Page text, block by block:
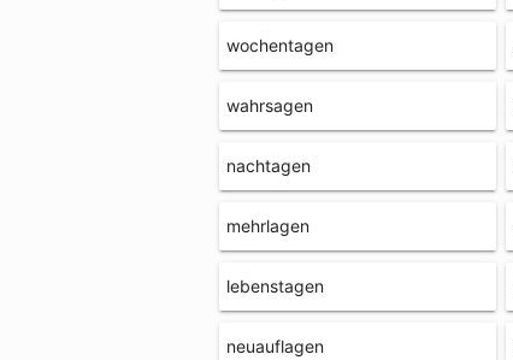
wochentagen
wahrsagen
nachtagen
mehrlagen
lebenstagen
neuauflagen